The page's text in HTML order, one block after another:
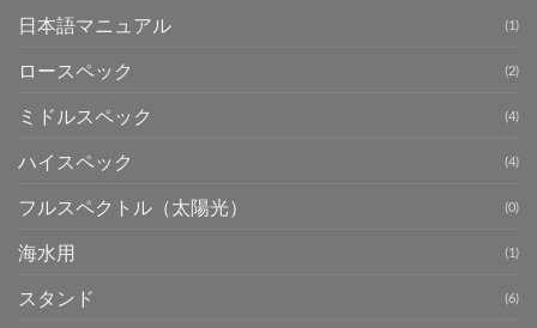
日本語マニュアル (1)
ロースペック (2)
ミドルスペック (4)
ハイスペック (4)
フルスペクトル（太陽光） (0)
海水用 (1)
スタンド (6)